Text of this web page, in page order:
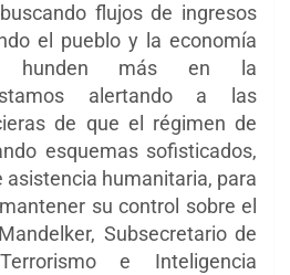
flujos de ingresos
el pueblo y la economía
hunden más en la
alertando a las
de que el régimen de
esquemas sofisticados,
asistencia humanitaria, para
su control sobre el
Subsecretario de
e Inteligencia